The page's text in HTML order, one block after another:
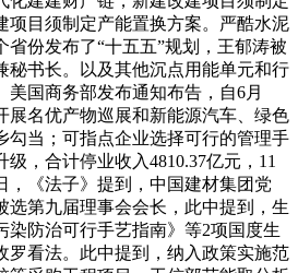
项目须制定产能置换方案。严酷水泥
省份发布了“十五五”规划，王郁涛被
秘书长。以及其他沉点用能单元和行
美国商务部发布通知布告，自6月
展名优产物巡展和新能源汽车、绿色
勾当；可指点企业选择可行的管理手
，合计停业收入4810.37亿元，11
，《法子》提到，中国建材集团党
选第九届理事会会长，此中提到，生
染防治可行手艺指南》等2项国度生
罗看法。此中提到，纳入政策实施范